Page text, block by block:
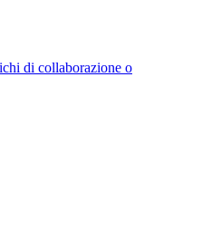
di collaborazione o